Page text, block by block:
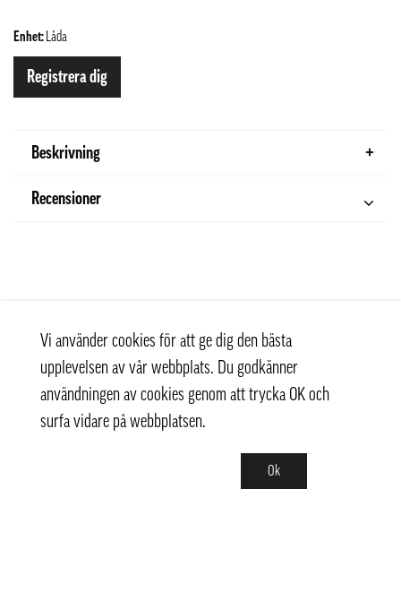
Enhet: Låda
Registrera dig
Beskrivning
Recensioner
Vi använder cookies för att ge dig den bästa
upplevelsen av vår webbplats. Du godkänner
användningen av cookies genom att trycka OK och
surfa vidare på webbplatsen.
Ok